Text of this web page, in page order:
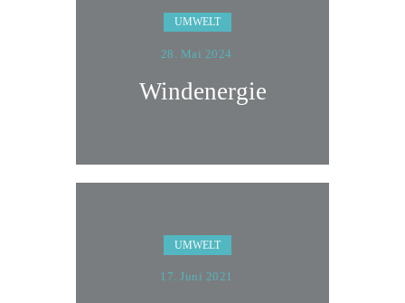
UMWELT
28. Mai 2024
Windenergie
UMWELT
17. Juni 2021